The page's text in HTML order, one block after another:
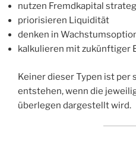
nutzen Fremdkapital
priorisieren Liquidität
denken in
kalkulieren mit zukünftiger
Keiner dieser Typen ist per
entstehen, wenn die
überlegen dargestellt wird.